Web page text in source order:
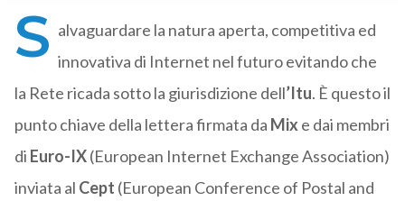
S alvaguardare la natura aperta, competitiva ed
innovativa di Internet nel futuro evitando che
la Rete ricada sotto la giurisdizione dell’Itu. È questo il
punto chiave della lettera firmata da Mixe dai membri
di Euro-IX(European Internet Exchange Association)
inviata al Cept (European Conference of Postal and